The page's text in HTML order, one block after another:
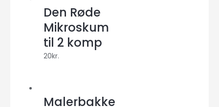
Den Røde
Mikroskum
til 2 komp
20kr.
Malerbakke